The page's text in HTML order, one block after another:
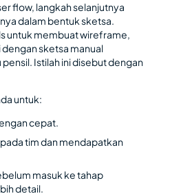
flow, langkah selanjutnya
dalam bentuk sketsa.
untuk membuat wireframe,
sketsa manual
Istilah ini disebut dengan
untuk:
cepat.
tim dan mendapatkan
masuk ke tahap
detail.